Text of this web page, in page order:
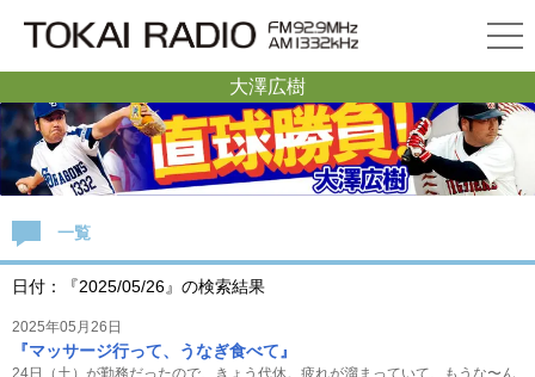
大澤広樹
一覧
日付：『2025/05/26』の検索結果
2025年05月26日
『マッサージ行って、うなぎ食べて』